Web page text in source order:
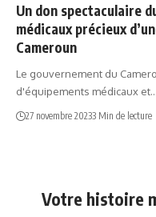
Un don spectaculaire
médicaux précieux
Cameroun
Le gouvernement du
d'équipements médicaux et…
27 novembre 20233 Min de lecture
Votre histoire